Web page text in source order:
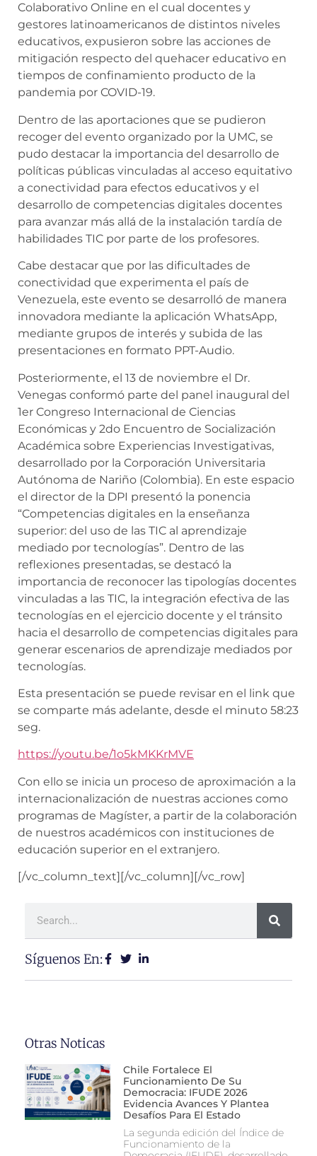
Colaborativo Online en el cual docentes y
gestores latinoamericanos de distintos niveles
educativos, expusieron sobre las acciones de
mitigación respecto del quehacer educativo en
tiempos de confinamiento producto de la
pandemia por COVID-19.
Dentro de las aportaciones que se pudieron
recoger del evento organizado por la UMC, se
pudo destacar la importancia del desarrollo de
políticas públicas vinculadas al acceso equitativo
a conectividad para efectos educativos y el
desarrollo de competencias digitales docentes
para avanzar más allá de la instalación tardía de
habilidades TIC por parte de los profesores.
Cabe destacar que por las dificultades de
conectividad que experimenta el país de
Venezuela, este evento se desarrolló de manera
innovadora mediante la aplicación WhatsApp,
mediante grupos de interés y subida de las
presentaciones en formato PPT-Audio.
Posteriormente, el 13 de noviembre el Dr.
Venegas conformó parte del panel inaugural del
1er Congreso Internacional de Ciencias
Económicas y 2do Encuentro de Socialización
Académica sobre Experiencias Investigativas,
desarrollado por la Corporación Universitaria
Autónoma de Nariño (Colombia). En este espacio
el director de la DPI presentó la ponencia
“Competencias digitales en la enseñanza
superior: del uso de las TIC al aprendizaje
mediado por tecnologías”. Dentro de las
reflexiones presentadas, se destacó la
importancia de reconocer las tipologías docentes
vinculadas a las TIC, la integración efectiva de las
tecnologías en el ejercicio docente y el tránsito
hacia el desarrollo de competencias digitales para
generar escenarios de aprendizaje mediados por
tecnologías.
Esta presentación se puede revisar en el link que
se comparte más adelante, desde el minuto 58:23
seg.
https://youtu.be/1o5kMKKrMVE
Con ello se inicia un proceso de aproximación a la
internacionalización de nuestras acciones como
programas de Magíster, a partir de la colaboración
de nuestros académicos con instituciones de
educación superior en el extranjero.
[/vc_column_text][/vc_column][/vc_row]
Síguenos En:
Otras Noticas
Chile Fortalece El
Funcionamiento De Su
Democracia: IFUDE 2026
Evidencia Avances Y Plantea
Desafíos Para El Estado
La segunda edición del Índice de
Funcionamiento de la